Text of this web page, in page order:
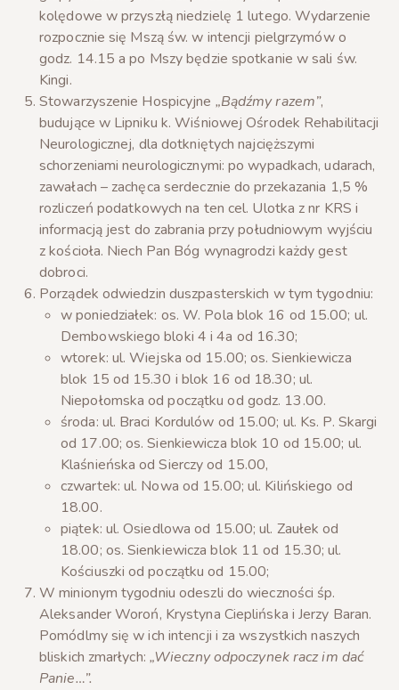
kolędowe w przyszłą niedzielę 1 lutego. Wydarzenie
rozpocznie się Mszą św. w intencji pielgrzymów o
godz. 14.15 a po Mszy będzie spotkanie w sali św.
Kingi.
Stowarzyszenie Hospicyjne „Bądźmy razem”,
budujące w Lipniku k. Wiśniowej Ośrodek Rehabilitacji
Neurologicznej, dla dotkniętych najcięższymi
schorzeniami neurologicznymi: po wypadkach, udarach,
zawałach – zachęca serdecznie do przekazania 1,5 %
rozliczeń podatkowych na ten cel. Ulotka z nr KRS i
informacją jest do zabrania przy południowym wyjściu
z kościoła. Niech Pan Bóg wynagrodzi każdy gest
dobroci.
Porządek odwiedzin duszpasterskich w tym tygodniu:
w poniedziałek: os. W. Pola blok 16 od 15.00; ul.
Dembowskiego bloki 4 i 4a od 16.30;
wtorek: ul. Wiejska od 15.00; os. Sienkiewicza
blok 15 od 15.30 i blok 16 od 18.30; ul.
Niepołomska od początku od godz. 13.00.
środa: ul. Braci Kordulów od 15.00; ul. Ks. P. Skargi
od 17.00; os. Sienkiewicza blok 10 od 15.00; ul.
Klaśnieńska od Sierczy od 15.00,
czwartek: ul. Nowa od 15.00; ul. Kilińskiego od
18.00.
piątek: ul. Osiedlowa od 15.00; ul. Zaułek od
18.00; os. Sienkiewicza blok 11 od 15.30; ul.
Kościuszki od początku od 15.00;
W minionym tygodniu odeszli do wieczności śp.
Aleksander Woroń, Krystyna Cieplińska i Jerzy Baran.
Pomódlmy się w ich intencji i za wszystkich naszych
bliskich zmarłych: „Wieczny odpoczynek racz im dać
Panie…”.